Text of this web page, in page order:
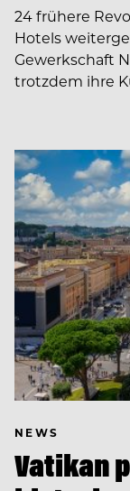
24 frühere
Hotels
Gewerkschaft
trotzdem ihre
NEWS
Vatikan